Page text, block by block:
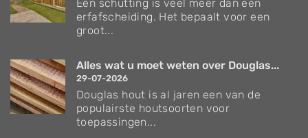
Een schutting is veel meer dan een
erfafscheiding. Het bepaalt voor een
groot...
Alles wat u moet weten over Douglas...
29-07-2026
Douglas hout is al jaren een van de
populairste houtsoorten voor
toepassingen...